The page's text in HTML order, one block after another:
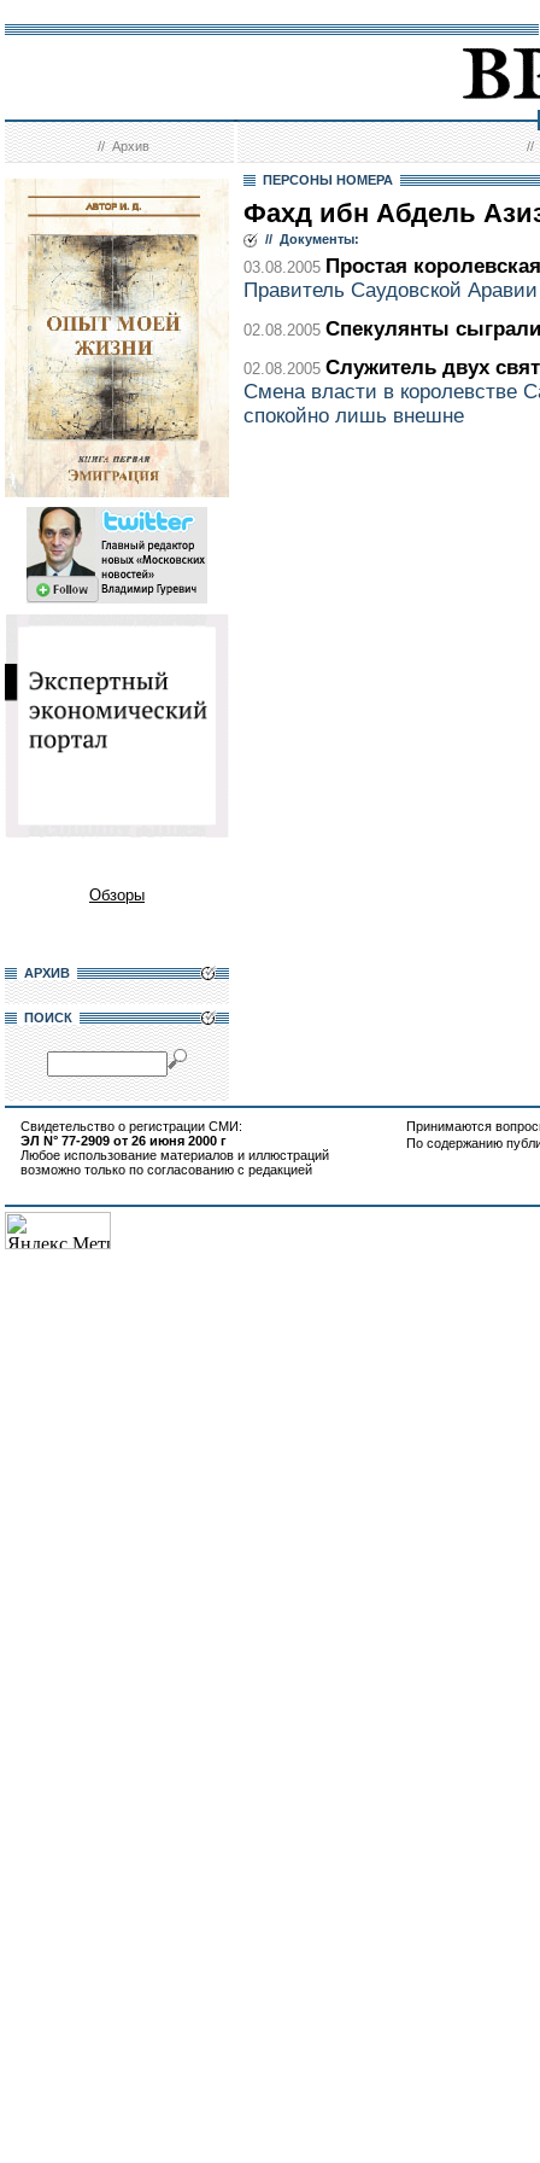
//Архив //
Обзоры
АРХИВ
ПОИСК
ПЕРСОНЫ НОМЕРА
Фахд ибн Абдель
// Документы:
03.08.2005 Простая
Правитель Саудовской
02.08.2005 Спекулянты
02.08.2005 Служитель двух
Смена власти в королевстве
спокойно лишь внешне
Свидетельство о регистрации СМИ:
ЭЛ N° 77-2909 от 26 июня 2000 г
Любое использование материалов и иллюстраций
возможно только по согласованию с редакцией
Принимаются
По содержанию